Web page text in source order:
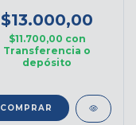
$13.000,00
$11.700,00 con
Transferencia o
depósito